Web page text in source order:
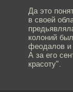
Да это
в своей
колоний
феодалов и
А за его
красоту".